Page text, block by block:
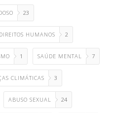
23
DIREITOS HUMANOS 2
1 SAÚDE MENTAL 7
CLIMÁTICAS 3
ABUSO SEXUAL 24